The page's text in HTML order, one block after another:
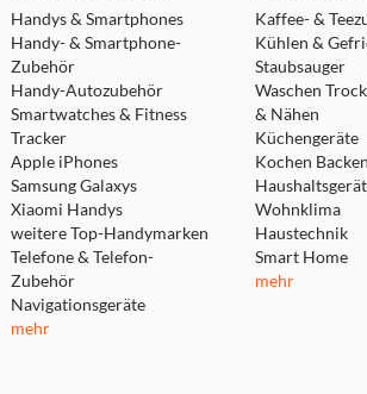
Handys & Smartphones
Handy- & Smartphone-
Zubehör
Handy-Autozubehör
Smartwatches & Fitness
Tracker
Apple iPhones
Samsung Galaxys
Xiaomi Handys
weitere Top-Handymarken
Telefone & Telefon-
Zubehör
Navigationsgeräte
mehr
Kaffee- &
Kühlen &
Staubsauger
Waschen
& Nähen
Küchengeräte
Kochen
Wohnklima
Haustechnik
Smart Home
mehr